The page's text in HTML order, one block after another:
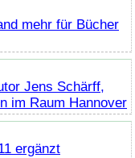
mehr für Bücher
Jens Schärff,
im Raum Hannover
ergänzt